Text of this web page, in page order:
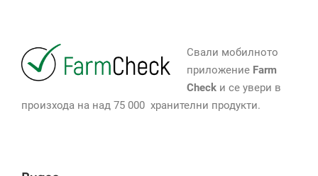
Свали мобилното
приложение Farm
Checkи се увери в
произхода на над 75 000 хранителни продукти.